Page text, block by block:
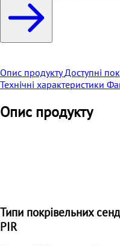
Опис продуктуДоступні
Технічні характеристики
Опис продукту
Типи покрівельних
PIR